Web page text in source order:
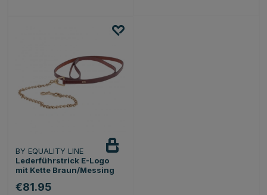
BY EQUALITY LINE
Lederführstrick E-Logo
mit Kette Braun/Messing
€81.95